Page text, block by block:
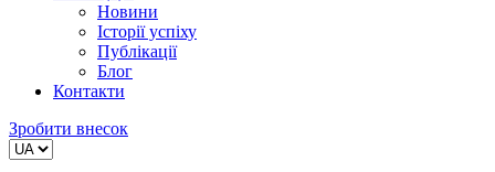
Новини
Історії успіху
Публікації
Блог
Контакти
Зробити внесок